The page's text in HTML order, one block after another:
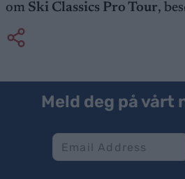
om Ski Classics Pro Tour,
Meld deg på vårt